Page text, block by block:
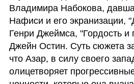
Владимира Набокова,
Нафиси и его экранизации,
Генри Джеймса, "Гордость и
Джейн Остин. Суть сюжета
что Азар, в силу своего
олицетворяет